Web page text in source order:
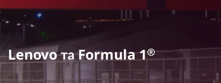
Lenovo та Formula 1®